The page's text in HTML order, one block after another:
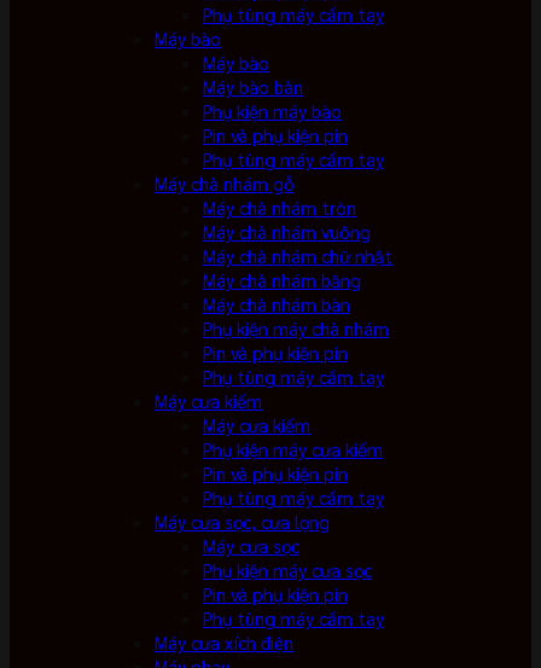
Phụ tùng máy cầm tay
Máy bào
Máy bào
Máy bào bàn
Phụ kiện máy bào
Pin và phụ kiện pin
Phụ tùng máy cầm tay
Máy chà nhám gỗ
Máy chà nhám tròn
Máy chà nhám vuông
Máy chà nhám chữ nhật
Máy chà nhám băng
Máy chà nhám bàn
Phụ kiện máy chà nhám
Pin và phụ kiện pin
Phụ tùng máy cầm tay
Máy cưa kiếm
Máy cưa kiếm
Phụ kiện máy cưa kiếm
Pin và phụ kiện pin
Phụ tùng máy cầm tay
Máy cưa sọc, cưa lọng
Máy cưa sọc
Phụ kiện máy cưa sọc
Pin và phụ kiện pin
Phụ tùng máy cầm tay
Máy cưa xích điện